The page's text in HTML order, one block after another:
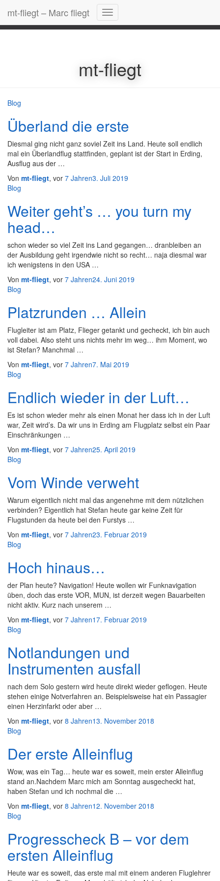
mt-fliegt – Marc fliegt
Navigation
umschalten
mt-fliegt
Blog
Überland die erste
Diesmal ging nicht ganz soviel Zeit ins Land. Heute soll endlich
mal ein Überlandflug stattfinden, geplant ist der Start in Erding,
Ausflug aus der …
Von mt-fliegt, vor 7 Jahren3. Juli 2019
Blog
Weiter geht’s … you turn my
head…
schon wieder so viel Zeit ins Land gegangen… dranbleiben an
der Ausbildung geht irgendwie nicht so recht… naja diesmal war
ich wenigstens in den USA …
Von mt-fliegt, vor 7 Jahren24. Juni 2019
Blog
Platzrunden … Allein
Flugleiter ist am Platz, Flieger getankt und gecheckt, ich bin auch
voll dabei. Also steht uns nichts mehr im weg… ihm Moment, wo
ist Stefan? Manchmal …
Von mt-fliegt, vor 7 Jahren7. Mai 2019
Blog
Endlich wieder in der Luft…
Es ist schon wieder mehr als einen Monat her dass ich in der Luft
war, Zeit wird’s. Da wir uns in Erding am Flugplatz selbst ein Paar
Einschränkungen …
Von mt-fliegt, vor 7 Jahren25. April 2019
Blog
Vom Winde verweht
Warum eigentlich nicht mal das angenehme mit dem nützlichen
verbinden? Eigentlich hat Stefan heute gar keine Zeit für
Flugstunden da heute bei den Furstys …
Von mt-fliegt, vor 7 Jahren23. Februar 2019
Blog
Hoch hinaus…
der Plan heute? Navigation! Heute wollen wir Funknavigation
üben, doch das erste VOR, MUN, ist derzeit wegen Bauarbeiten
nicht aktiv. Kurz nach unserem …
Von mt-fliegt, vor 7 Jahren17. Februar 2019
Blog
Notlandungen und
Instrumenten ausfall
nach dem Solo gestern wird heute direkt wieder geflogen. Heute
stehen einige Notverfahren an. Beispielsweise hat ein Passagier
einen Herzinfarkt oder aber …
Von mt-fliegt, vor 8 Jahren13. November 2018
Blog
Der erste Alleinflug
Wow, was ein Tag… heute war es soweit, mein erster Alleinflug
stand an.Nachdem Marc mich am Sonntag ausgecheckt hat,
haben Stefan und ich nochmal die …
Von mt-fliegt, vor 8 Jahren12. November 2018
Blog
Progresscheck B – vor dem
ersten Alleinflug
Heute war es soweit, das erste mal mit einem anderen Fluglehrer